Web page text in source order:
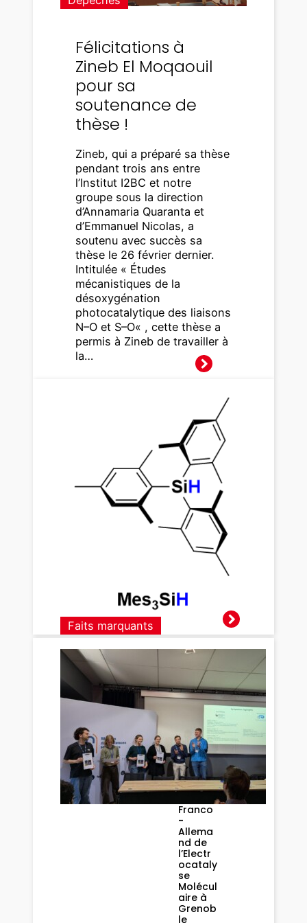
Félicitations à
Zineb El Moqaouil
pour sa
soutenance de
thèse !
Zineb, qui a préparé sa thèse
pendant trois ans entre
l’Institut I2BC et notre
groupe sous la direction
d’Annamaria Quaranta et
d’Emmanuel Nicolas, a
soutenu avec succès sa
thèse le 26 février dernier.
Intitulée « Études
mécanistiques de la
désoxygénation
photocatalytique des liaisons
N–O et S–O« , cette thèse a
permis à Zineb de travailler à
la…
Faits marquants
l’hydrici
té des
hydrosi
lanes :
une
premièr
e
référen
ce
expéri
mental
Le prix
meilleu
r
poster
Marylis
e
Triacca
au
2ème
Sympo
Franco
-
Allema
nd de
l’Electr
ocataly
se
Molécul
aire à
Grenob
le